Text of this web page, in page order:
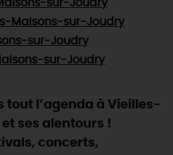
ACTIVITÉS
créatives
nique
DE VIVRE
des animaux 🐎
de la Faïencerie de
Gien !
de festivals 🎉
de la nature en 2026
SE DÉPLACER
&SERVICES
sur-Joudry
Maisons-sur-Joudry
sur-Joudry
sur-Joudry
tout l’agenda à Vieilles-
ses alentours !
concerts,